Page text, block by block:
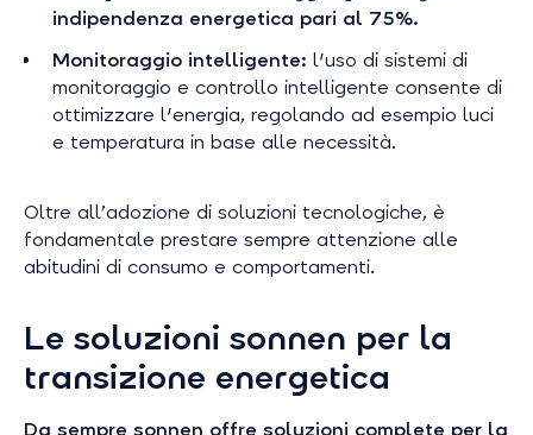
indipendenza energetica pari al 75%.
Monitoraggio intelligente: l'uso di sistemi di
monitoraggio e controllo intelligente consente di
ottimizzare l'energia, regolando ad esempio luci
e temperatura in base alle necessità.
Oltre all’adozione di soluzioni tecnologiche, è
fondamentale prestare sempre attenzione alle
abitudini di consumo e comportamenti.
Le soluzioni sonnen per la
transizione energetica
Da sempre sonnen offre soluzioni complete per la